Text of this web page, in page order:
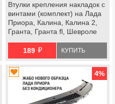
Втулки крепления накладок с
винтами (комплект) на Лада
Приора, Калина, Калина 2,
Гранта, Гранта fl, Шевроле
189 й КУПИТЬ
4%